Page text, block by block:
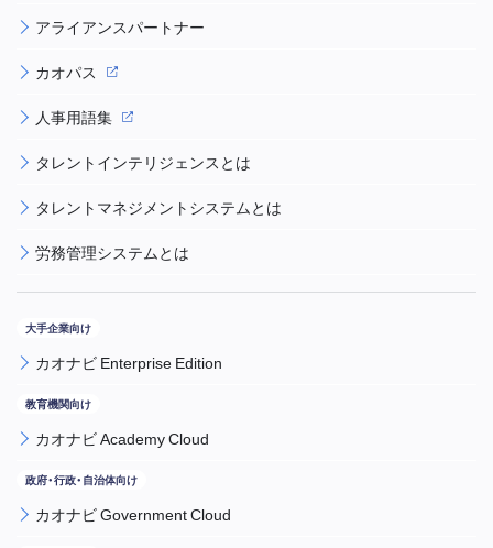
アライアンスパートナー
カオパス
人事用語集
タレントインテリジェンスとは
タレントマネジメントシステムとは
労務管理システムとは
カオナビ Enterprise Edition
カオナビ Academy Cloud
カオナビ Government Cloud